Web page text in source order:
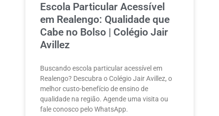
Escola Particular Acessível
em Realengo: Qualidade que
Cabe no Bolso | Colégio Jair
Avillez
Buscando escola particular acessível em
Realengo? Descubra o Colégio Jair Avillez, o
melhor custo-benefício de ensino de
qualidade na região. Agende uma visita ou
fale conosco pelo WhatsApp.